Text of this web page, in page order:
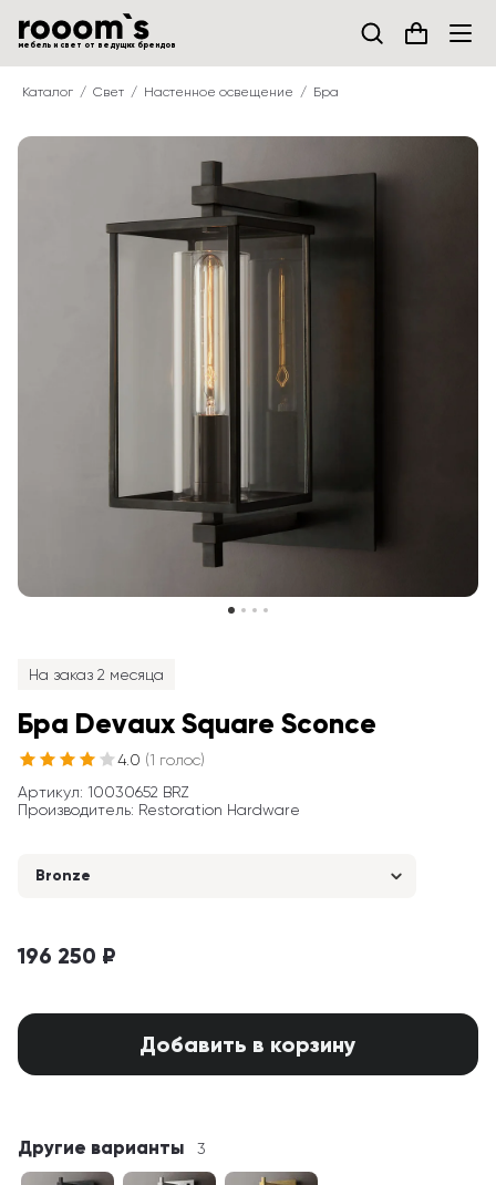
мебель и свет от ведущих брендов
Каталог Свет Настенное освещение Бра
На заказ 2 месяца
Бра Devaux Square Sconce
4.0 (1 голос)
Артикул: 10030652 BRZ
Производитель: Restoration Hardware
Bronze
196 250 ₽
Добавить в корзину
Другие варианты 3